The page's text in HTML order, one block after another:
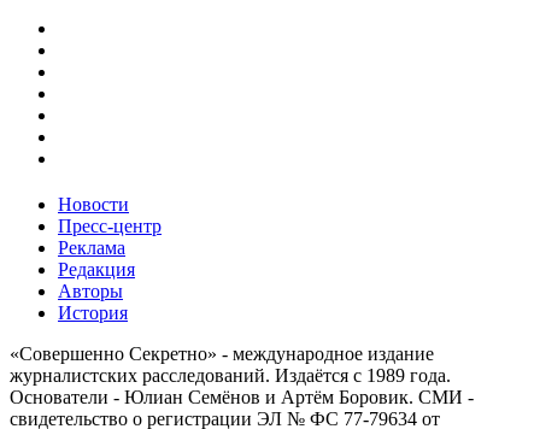
Новости
Пресс-центр
Реклама
Редакция
Авторы
История
«Совершенно Секретно» - международное издание
журналистских расследований. Издаётся с 1989 года.
Основатели - Юлиан Семёнов и Артём Боровик. CМИ -
свидетельство о регистрации ЭЛ № ФС 77-79634 от